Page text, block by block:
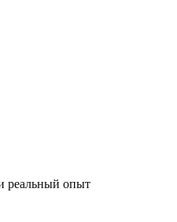
реальный опыт